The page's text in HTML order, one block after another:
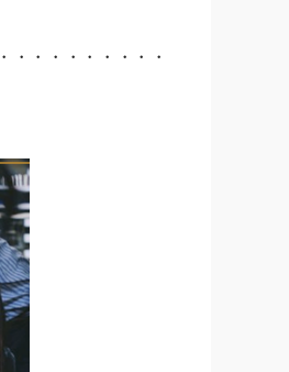
・・・・・・・・・